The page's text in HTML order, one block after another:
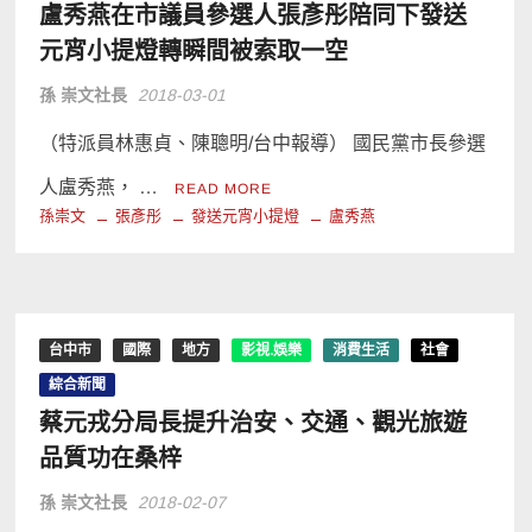
盧秀燕在市議員參選人張彥彤陪同下發送
元宵小提燈轉瞬間被索取一空
孫 崇文社長 2018-03-01
（特派員林惠貞、陳聰明/台中報導） 國民黨市長參選
人盧秀燕， … READ MORE
孫崇文 張彥彤 發送元宵小提燈 盧秀燕
台中市 國際 地方 影視.娛樂 消費生活 社會
綜合新聞
蔡元戎分局長提升治安、交通、觀光旅遊
品質功在桑梓
孫 崇文社長 2018-02-07